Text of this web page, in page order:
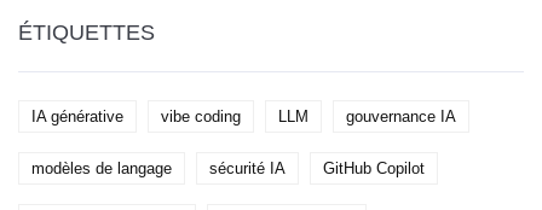
ÉTIQUETTES
IA générative vibe coding LLM gouvernance IA
modèles de langage sécurité IA GitHub Copilot